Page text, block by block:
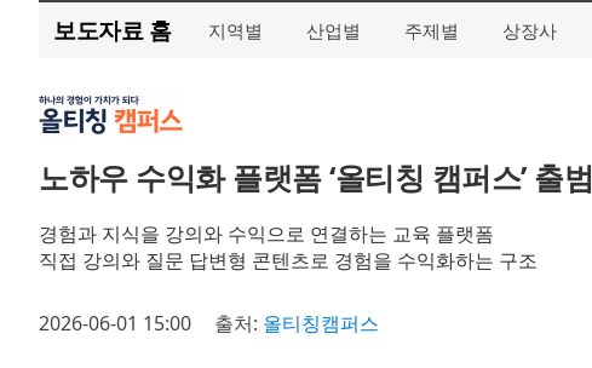
보도자료 홈 지역별 산업별 주제별 상장사
노하우 수익화 플랫폼 ‘올티칭 캠퍼스’ 출범
경험과 지식을 강의와 수익으로 연결하는 교육 플랫폼
직접 강의와 질문 답변형 콘텐츠로 경험을 수익화하는 구조
2026-06-01 15:00 출처: 올티칭캠퍼스